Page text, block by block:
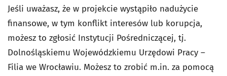
Jeśli uważasz, że w projekcie wystąpiło nadużycie
finansowe, w tym konflikt interesów lub korupcja,
możesz to zgłosić Instytucji Pośredniczącej, tj.
Dolnośląskiemu Wojewódzkiemu Urzędowi Pracy –
Filia we Wrocławiu. Możesz to zrobić m.in. za pomocą